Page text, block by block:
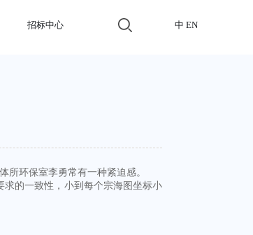
招标中心 中 EN
所环保室李勇常有一种紧迫感。
求的一致性，小到每个宗海图坐标小